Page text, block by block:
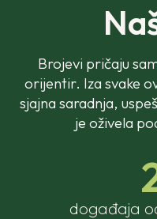
Brojevi pričaju
orijentir. Iza svake
sjajna saradnja,
je oživela
događaja